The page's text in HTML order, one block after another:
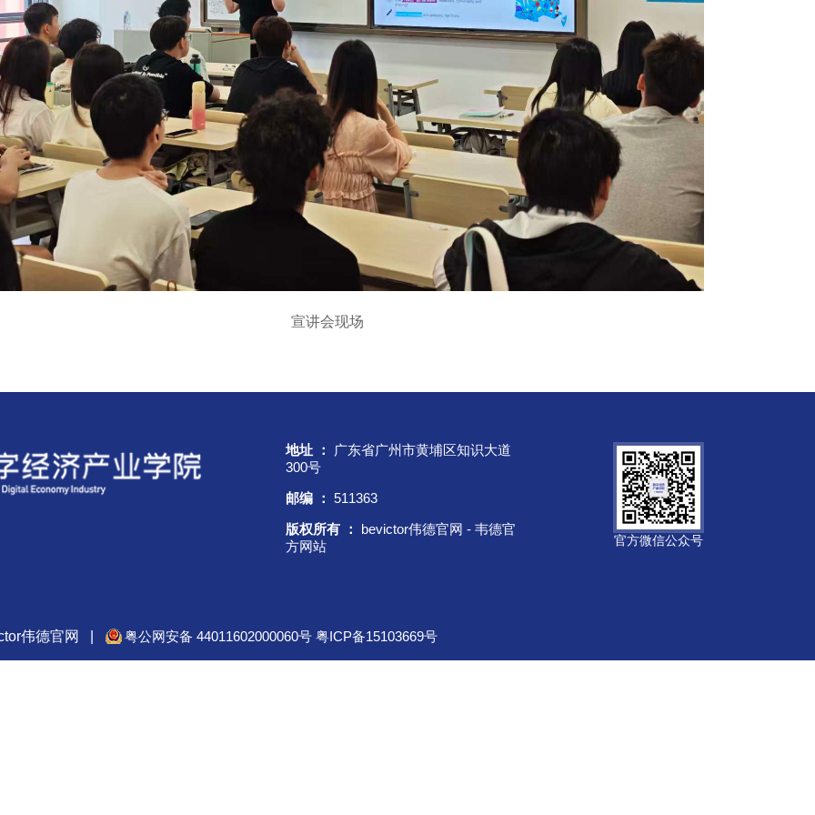
宣讲会现场
地址 ：
广东省广州市黄埔区知识大道
300号
邮编 ： 511363
版权所有 ：
bevictor伟德官网 - 韦德官
方网站
官方微信公众号
伟德官网 粤公网安备 44011602000060号 粤ICP备15103669号